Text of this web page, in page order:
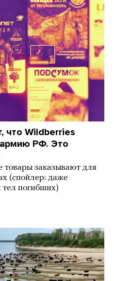
что Wildberries
РФ. Это
товары заказывают для
(спойлер: даже
погибших)